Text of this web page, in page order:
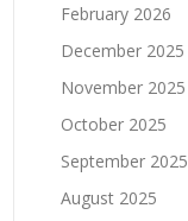
February 2026
December 2025
November 2025
October 2025
September 2025
August 2025